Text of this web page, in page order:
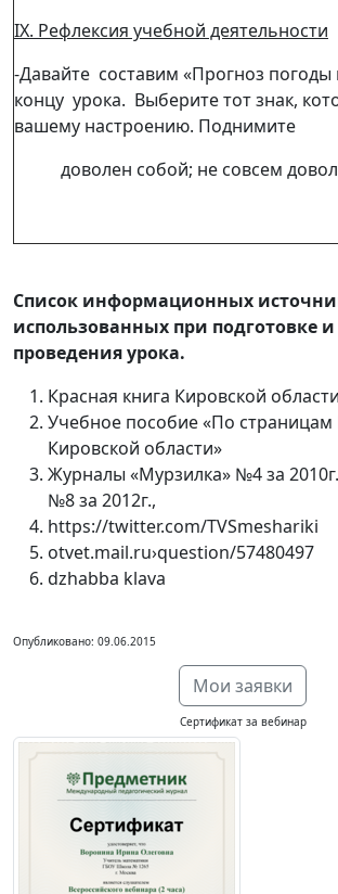
IX. Рефлексия учебной деятельности
-Давайте составим «Прогноз погоды
концу урока. Выберите тот знак,
вашему настроению. Поднимите
доволен собой; не совсем
Список информационных
использованных при подготовке
проведения урока.
Красная книга Кировской
Учебное пособие «По страницам
Кировской области»
Журналы «Мурзилка» №4 за
№8 за 2012г.,
https://twitter.com/TVSmeshariki
otvet.mail.ru›question/57480497
dzhabba klava
Опубликовано: 09.06.2015
Мои заявки
Сертификат за вебинар